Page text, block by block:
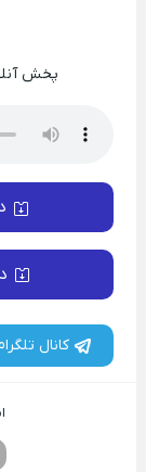
پخش
کانال